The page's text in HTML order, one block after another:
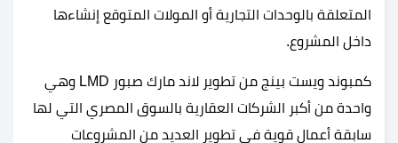
المتعلقة بالوحدات التجارية أو المولات المتوقع إنشاءها
داخل المشروع.
كمبوند ويست بينج من تطوير لاند مارك صبور LMD وهي
واحدة من أكبر الشركات العقارية بالسوق المصري التي لها
سابقة أعمال قوية في تطوير العديد من المشروعات